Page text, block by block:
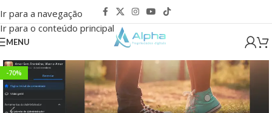
Ir para a navegação
Ir para o conteúdo principal
MENU
-70%